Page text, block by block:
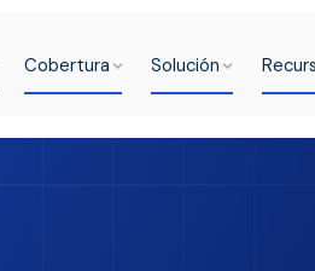
Cobertura Solución